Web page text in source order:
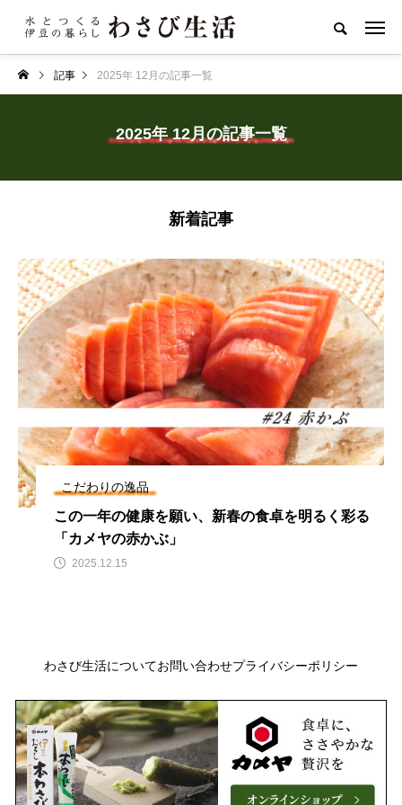
記事 2025年 12月の記事一覧
2025年 12月の記事一覧
新着記事
こだわりの逸品
この一年の健康を願い、新春の食卓を明るく彩る
「カメヤの赤かぶ」
2025.12.15
わさび生活についてお問い合わせプライバシーポリシー